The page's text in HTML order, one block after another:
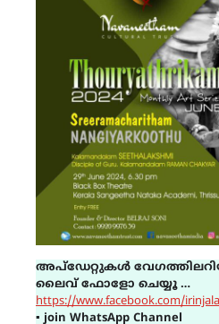
അപ്ഡേറ്റുകൾ
ലൈവ് ഫോളോ ചെയ്യൂ …
https://www.facebook.com/
▪ join WhatsApp Channel